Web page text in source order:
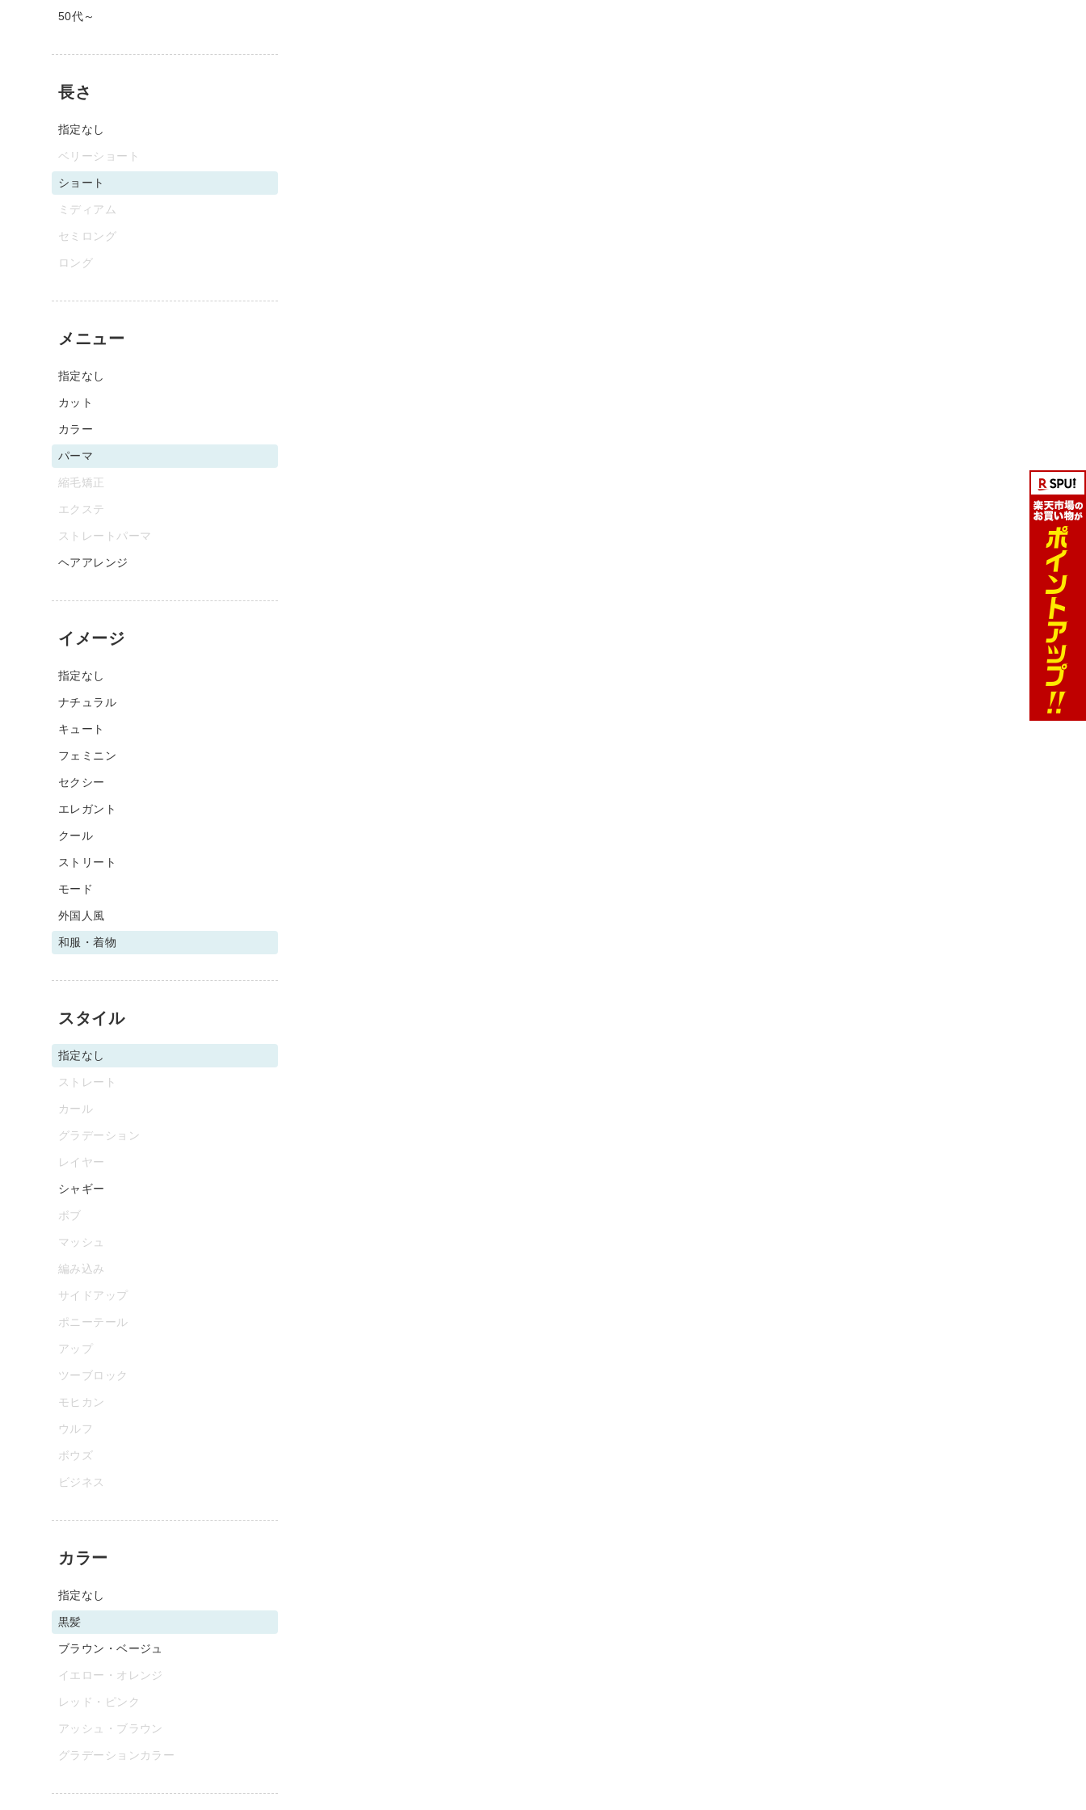
50代～
長さ
指定なし
ベリーショート
ショート
ミディアム
セミロング
ロング
メニュー
指定なし
カット
カラー
パーマ
縮毛矯正
エクステ
ストレートパーマ
ヘアアレンジ
イメージ
指定なし
ナチュラル
キュート
フェミニン
セクシー
エレガント
クール
ストリート
モード
外国人風
和服・着物
スタイル
指定なし
ストレート
カール
グラデーション
レイヤー
シャギー
ボブ
マッシュ
編み込み
サイドアップ
ポニーテール
アップ
ツーブロック
モヒカン
ウルフ
ボウズ
ビジネス
カラー
指定なし
黒髪
ブラウン・ベージュ
イエロー・オレンジ
レッド・ピンク
アッシュ・ブラウン
グラデーションカラー